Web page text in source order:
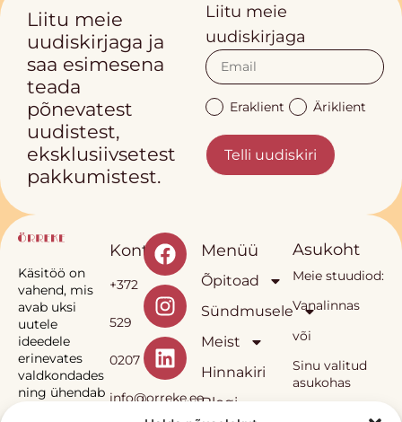
Liitu meie
uudiskirjaga ja
saa esimesena
teada
põnevatest
uudistest,
eksklusiivsetest
pakkumistest.
Liitu meie
uudiskirjaga
Eraklient Äriklient
Telli uudiskiri
Käsitöö on
vahend, mis
avab uksi
uutele
ideedele
erinevates
valdkondades
ning ühendab
Kontakt
+372
529
0207
info@orreke.ee
Menüü
Õpitoad
Sündmusele
Meist
Hinnakiri
Blogi
Asukoht
Meie stuudiod:
Vanalinnas
või
Sinu valitud
asukohas